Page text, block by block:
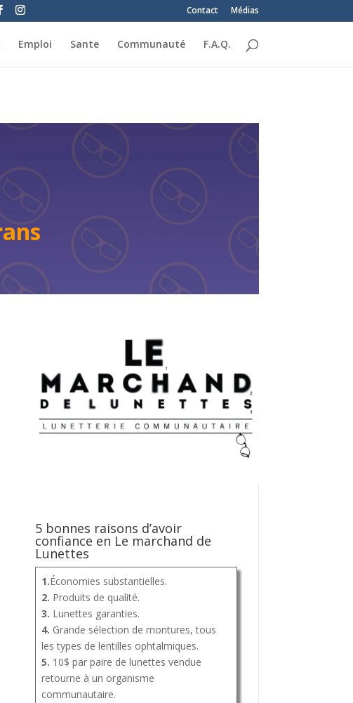
Contact Médias
Emploi Sante Communauté F.A.Q.
5 bonnes raisons d’avoir
confiance en Le marchand de
Lunettes
1.Économies substantielles.
2. Produits de qualité.
3. Lunettes garanties.
4. Grande sélection de montures, tous
les types de lentilles ophtalmiques.
5. 10$ par paire de lunettes vendue
retourne à un organisme
communautaire.